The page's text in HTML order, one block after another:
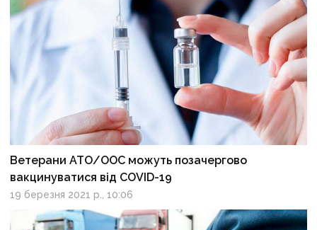
Ветерани АТО/ООС можуть позачергово
вакцинуватися від COVID-19
19 березня 2021 р., 10:06